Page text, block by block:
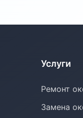
Услуги
Ремонт
Замена